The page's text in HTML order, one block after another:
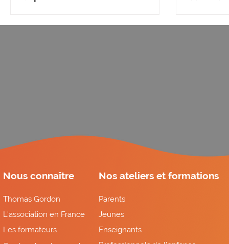
Nos ateliers et formations
Parents
Jeunes
Enseignants
Nous connaître
Thomas Gordon
L'association en France
Les formateurs